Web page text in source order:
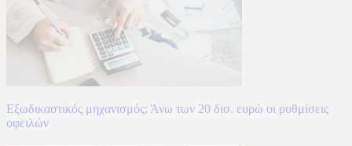
Εξωδικαστικός μηχανισμός: Άνω των 20 δισ. ευρώ οι ρυθμίσεις
οφειλών